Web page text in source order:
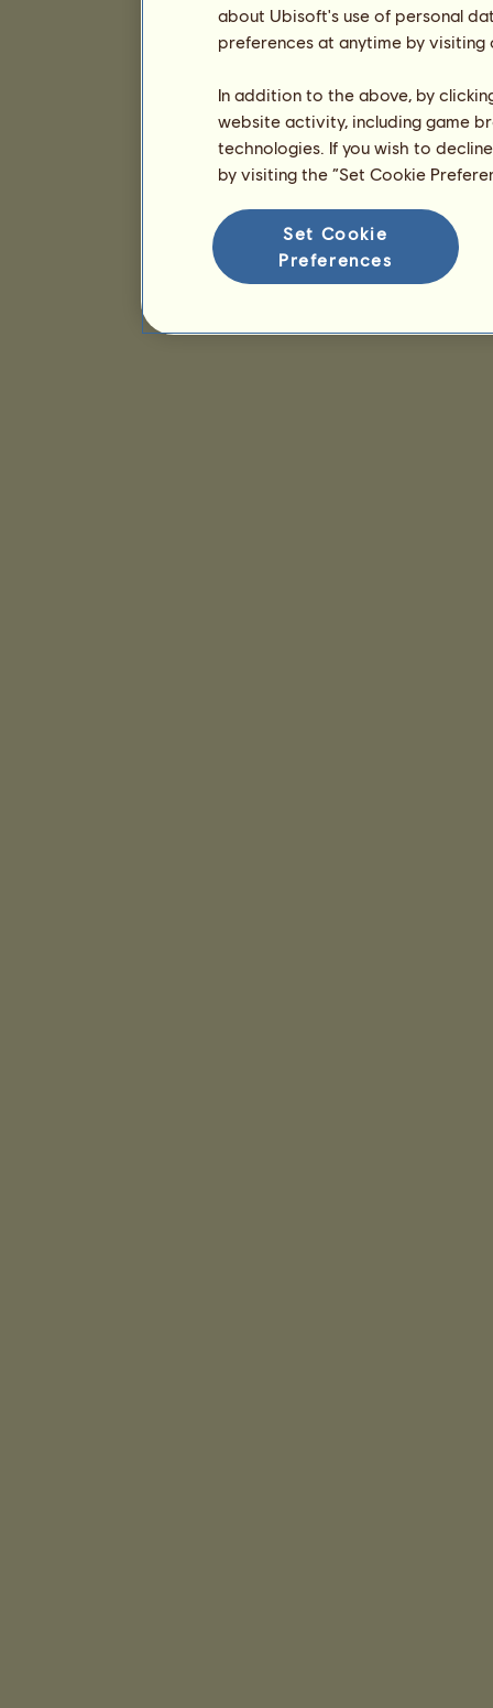
about Ubisoft's use of personal
preferences at anytime by
In addition to the above, by
website activity, including game
technologies. If you wish to
by visiting the “Set Cookie
Set Cookie
Preferences